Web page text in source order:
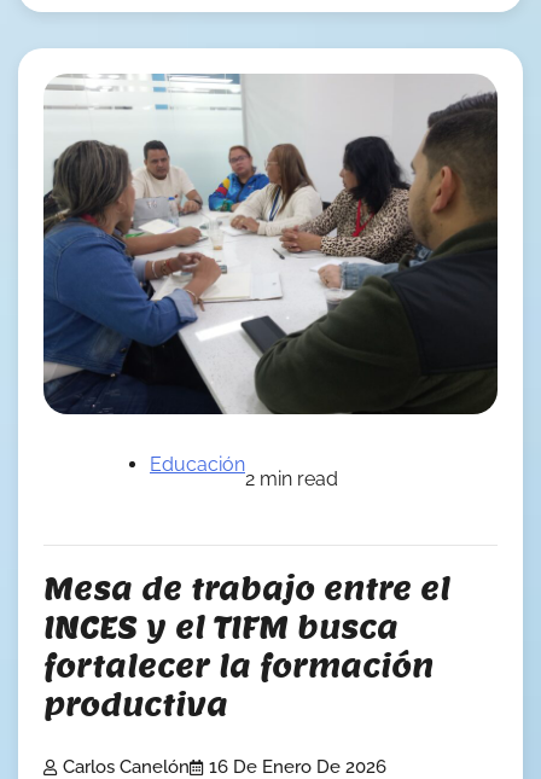
Educación
2 min read
Mesa de trabajo entre el
INCES y el TIFM busca
fortalecer la formación
productiva
Carlos Canelón 16 De Enero De 2026